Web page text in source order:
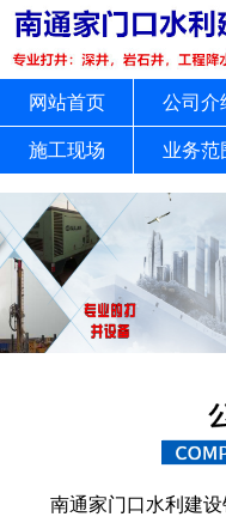
网站首页 公司介
施工现场 业务范
南通家门口水利建设